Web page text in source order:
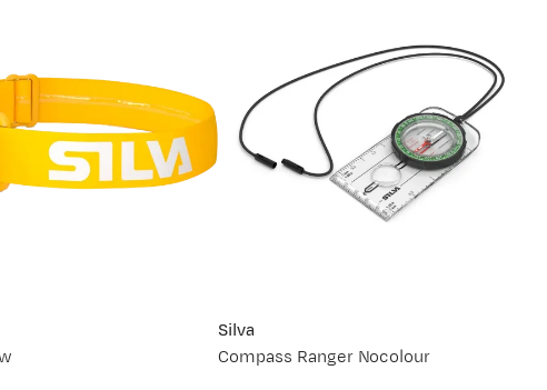
Silva
Compass Ranger Nocolour